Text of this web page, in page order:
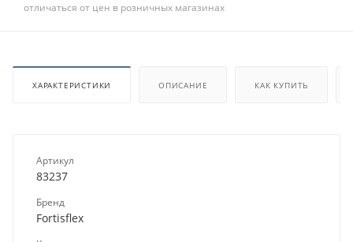
отличаться от цен в розничных магазинах
ХАРАКТЕРИСТИКИ ОПИСАНИЕ КАК КУПИТЬ
Артикул
83237
Бренд
Fortisflex